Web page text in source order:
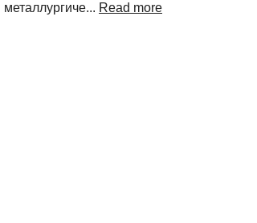
металлургиче... Read more